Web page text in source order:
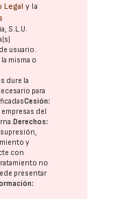
Legal y la
S.L.U.
usuario.
misma o
dure la
para
Cesión:
empresas del
Derechos:
y
con
no
presentar